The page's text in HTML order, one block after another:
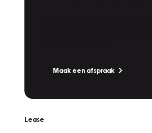
Maak een afspraak
Lease